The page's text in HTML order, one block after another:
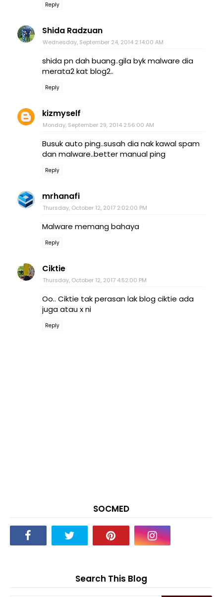
Reply
Shida Radzuan
Wednesday, September 24, 2014 2:14:00 AM
shida pn dah buang..gila byk malware dia
merata2 kat blog2..
Reply
kizmyself
Monday, September 29, 2014 2:56:00 AM
Busuk auto ping..susah dia nak kawal spam
dan malware..better manual ping
Reply
mrhanafi
Thursday, October 12, 2017 2:02:00 PM
Malware memang bahaya
Reply
Ciktie
Thursday, October 12, 2017 4:52:00 PM
Oo.. Ciktie tak perasan lak blog ciktie ada
juga atau x ni
Reply
SOCMED
Search This Blog